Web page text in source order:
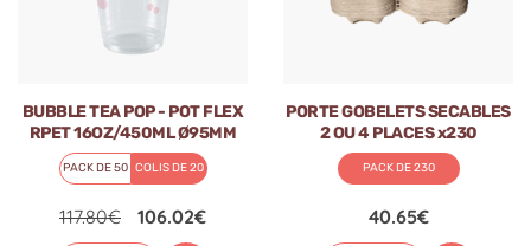
BUBBLE TEA POP - POT FLEX
RPET 16OZ/450ML Ø95MM
x50
PACK DE 50 COLIS DE 20
117.80€ 106.02€
PORTE GOBELETS SECABLES
2 OU 4 PLACES x230
PACK DE 230
40.65€